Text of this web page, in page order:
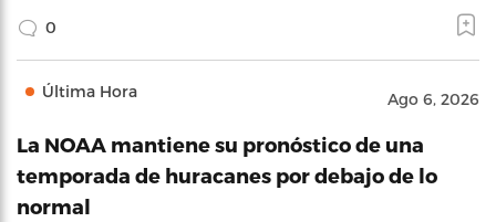
0
Última Hora Ago 6, 2026
La NOAA mantiene su pronóstico de una
temporada de huracanes por debajo de lo
normal